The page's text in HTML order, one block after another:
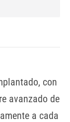
con
avanzado de
a cada